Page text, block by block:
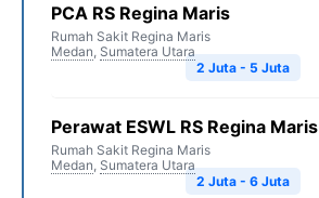
PCA RS Regina Maris
Rumah Sakit Regina Maris
Medan, Sumatera Utara
2 Juta - 5 Juta
Perawat ESWL RS Regina Maris
Rumah Sakit Regina Maris
Medan, Sumatera Utara
2 Juta - 6 Juta